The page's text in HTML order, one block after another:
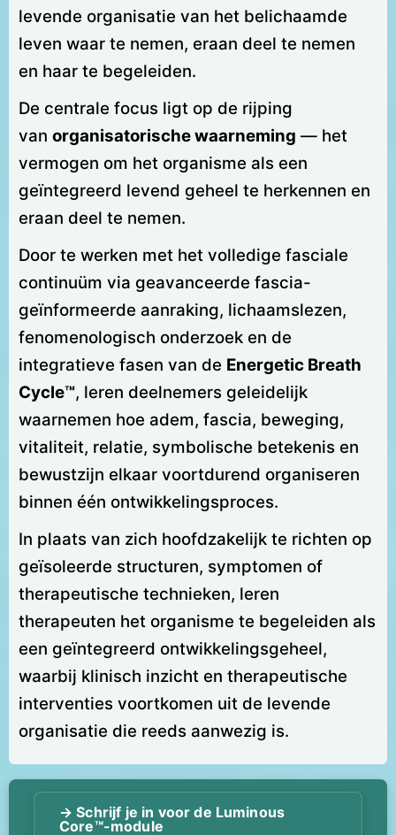
levende organisatie van het belichaamde
leven waar te nemen, eraan deel te nemen
en haar te begeleiden.
De centrale focus ligt op de rijping
van organisatorische waarneming — het
vermogen om het organisme als een
geïntegreerd levend geheel te herkennen en
eraan deel te nemen.
Door te werken met het volledige fasciale
continuüm via geavanceerde fascia-
geïnformeerde aanraking, lichaamslezen,
fenomenologisch onderzoek en de
integratieve fasen van de Energetic Breath
Cycle™, leren deelnemers geleidelijk
waarnemen hoe adem, fascia, beweging,
vitaliteit, relatie, symbolische betekenis en
bewustzijn elkaar voortdurend organiseren
binnen één ontwikkelingsproces.
In plaats van zich hoofdzakelijk te richten op
geïsoleerde structuren, symptomen of
therapeutische technieken, leren
therapeuten het organisme te begeleiden als
een geïntegreerd ontwikkelingsgeheel,
waarbij klinisch inzicht en therapeutische
interventies voortkomen uit de levende
organisatie die reeds aanwezig is.
→ Schrijf je in voor de Luminous
Core™-module